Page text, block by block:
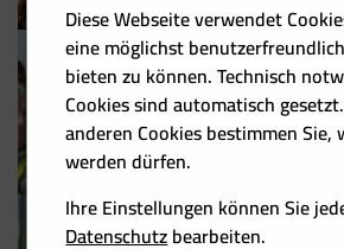
Diese Webseite verwendet
eine möglichst
bieten zu können. Technisch
Cookies sind automatisch
anderen Cookies bestimmen
werden dürfen.
Ihre Einstellungen können Sie
Datenschutzbearbeiten.